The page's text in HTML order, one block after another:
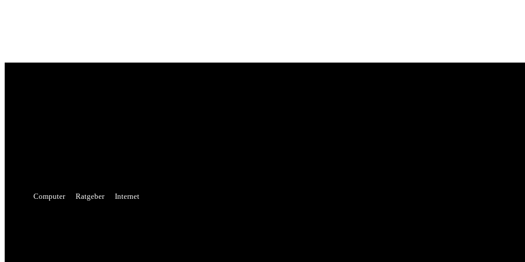
Computer Ratgeber Internet